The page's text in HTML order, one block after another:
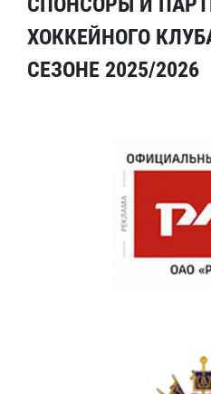
ХОККЕЙНОГО
СЕЗОНЕ 2025/2026